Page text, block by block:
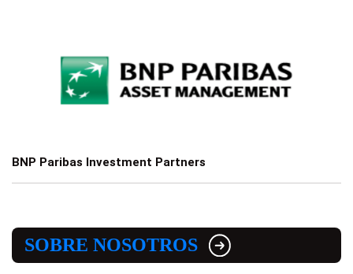
BNP Paribas Investment Partners
SOBRE NOSOTROS